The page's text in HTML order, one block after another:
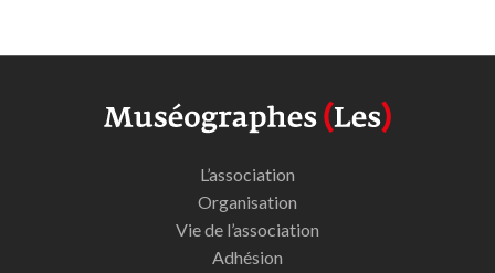
L’association
Organisation
Vie de l’association
Adhésion